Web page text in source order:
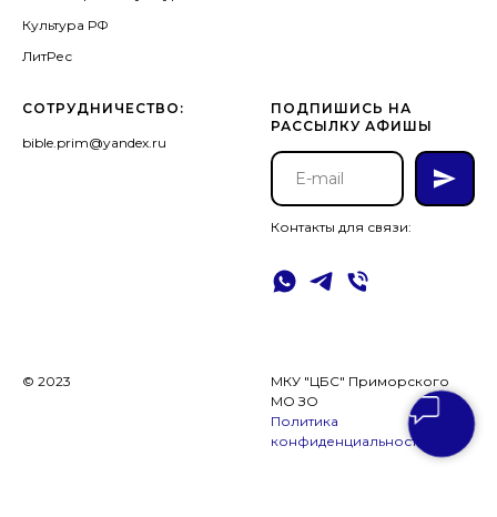
Культура РФ
ЛитРес
СОТРУДНИЧЕСТВО:
bible.prim@yandex.ru
ПОДПИШИСЬ НА
РАССЫЛКУ АФИШЫ
Контакты для связи:
© 2023
МКУ "ЦБС" Приморского
МО ЗО
Политика
конфиденциальности